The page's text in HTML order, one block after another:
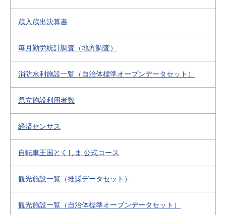
歳入歳出決算書
毎月勤労統計調査（地方調査）
消防水利施設一覧（自治体標準オープンデータセット）
県立施設利用者数
経済センサス
自転車王国とくしま 公式コース
観光施設一覧（推奨データセット）
観光施設一覧（自治体標準オープンデータセット）